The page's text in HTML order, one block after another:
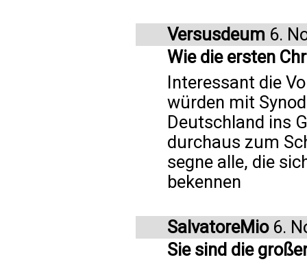
Versusdeum 6.
Wie die ersten
Interessant die
würden mit
Deutschland ins
durchaus zum
segne alle, die
bekennen
SalvatoreMio6.
Sie sind die